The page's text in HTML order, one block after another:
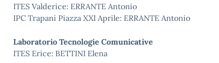
ITES Valderice: ERRANTE Antonio
IPC Trapani Piazza XXI Aprile: ERRANTE Antonio
Laboratorio Tecnologie Comunicative
ITES Erice: BETTINI Elena